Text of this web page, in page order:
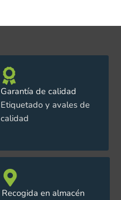
Garantía de calidad
Etiquetado y avales de
calidad
Recogida en almacén